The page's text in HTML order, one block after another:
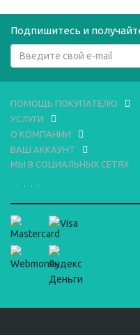
Подпишитесь и
ПОМОЩЬ ПОКУПАТЕЛЮ
УСЛУГИ
О КОМПАНИИ
ВАШ АККАУНТ
МЫ В СОЦИАЛЬНЫХ СЕТЯХ